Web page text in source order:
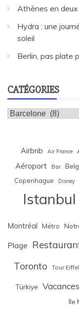
Athènes en
Hydra : une
soleil
Berlin, pas plate
CATÉGORIES
Catégories
Airbnb Air France
Aéroport Bar
Copenhague Disney
Istanbul
Montréal Métro
Plage
Toronto Tour Eiffel
Türkiye Vacances
île